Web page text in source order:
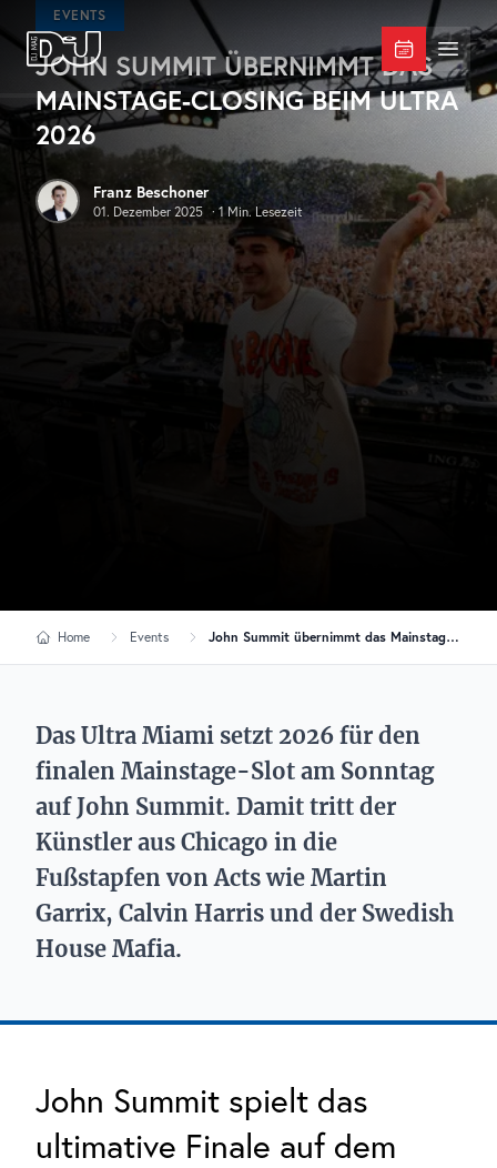
Zum Hauptinhalt springen
DJ Mag Germany Menü
EVENTS
JOHN SUMMIT ÜBERNIMMT DAS
MAINSTAGE-CLOSING BEIM ULTRA
2026
Franz Beschoner
01. Dezember 2025 · 1Min. Lesezeit
Home Events John Summit übernimmt das Mainstage-Closing beim Ultra 2026
Das Ultra Miami setzt 2026 für den
finalen Mainstage-Slot am Sonntag
auf John Summit. Damit tritt der
Künstler aus Chicago in die
Fußstapfen von Acts wie Martin
Garrix, Calvin Harris und der Swedish
House Mafia.
John Summit spielt das
ultimative Finale auf dem